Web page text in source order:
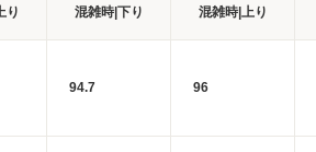
り
混雑時|下り
混雑時|上り
94.7 96